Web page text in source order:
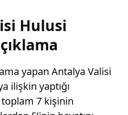
Hulusi
yapan Antalya Valisi
ilişkin yaptığı
toplam 7 kişinin